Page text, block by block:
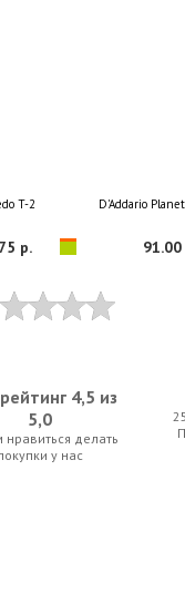
T-2
р.
D'Addario
91.00
Waves PW-RSCS-50 Renew
4,5 из
5,0
делать
у нас